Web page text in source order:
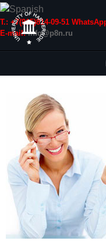
Т.: +7(915)814-09-51
E-mail:info@p8n.ru